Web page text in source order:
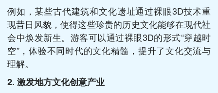
例如，某些古代建筑和文化遗址通过裸眼3D技术重
现昔日风貌，使得这些珍贵的历史文化能够在现代社
会中焕发新生。游客可以通过裸眼3D的形式“穿越时
空”，体验不同时代的文化精髓，提升了文化交流与
理解。
2. 激发地方文化创意产业